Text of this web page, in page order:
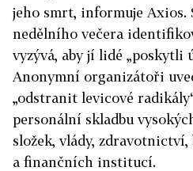
jeho smrt, informuje Axios.
nedělního večera
vyzývá, aby jí lidé „poskytli
Anonymní organizátoři
„odstranit levicové
personální skladbu
složek, vlády,
a finančních institucí.